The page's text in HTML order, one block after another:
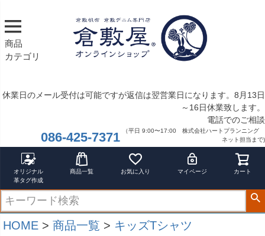
商品
カテゴリ
休業日のメール受付は可能ですが返信は翌営業日になります。8月13日
～16日休業致します。
電話でのご相談
086-425-7371
（平日 9:00〜17:00 株式会社ハートプランニング
ネット担当まで)
オリジナル
革タグ作成
商品一覧 お気に入り マイページ カート
HOME 商品一覧
キッズTシャツ
23.0cm
レッド
ブルー
在庫なし商品
在庫なし商品を表示しない
商品番号/JANコード